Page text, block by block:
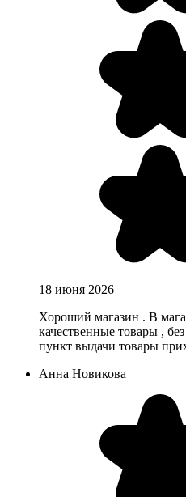
18 июня 2026
Хороший магазин . В
качественные товары ,
пункт выдачи товары
Анна Новикова